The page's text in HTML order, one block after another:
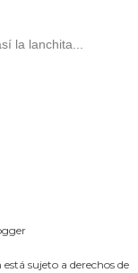
la lanchita...
sujeto a derechos de